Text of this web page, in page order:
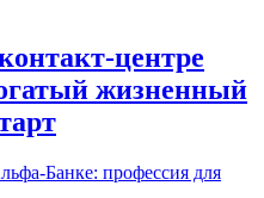
центре
жизненный